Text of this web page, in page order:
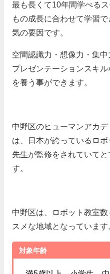
最も長くて10年間学べる
もの成長に合わせて学習
気の要因です。
空間認識力・想像力・集
プレゼンテーションスキ
を養う事ができます。
中野区のヒューマンアカ
は、日本が誇っているロ
先生が監修をされていて
す。
中野区は、ロボット教室
スメな地域となっています
対象年齢